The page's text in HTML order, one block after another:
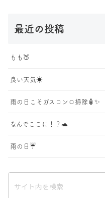
最近の投稿
もも🍑
良い天気☀️
雨の日こそガスコンロ掃除🧴✨
なんでここに！？🐢
雨の日☔️